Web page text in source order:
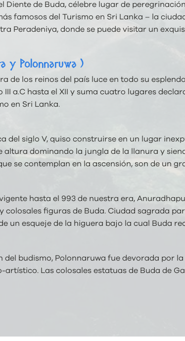
Diente de Buda, célebre lugar de
famosos del Turismo en Sri Lanka – la
Peradeniya, donde se puede visitar un
y Polonnaruwa )
de los reinos del país luce en todo su
a.C hasta el XII y suma cuatro lugares
en Sri Lanka.
del siglo V, quiso construirse en un lugar
dominando la jungla de la llanura y
se contemplan en la ascensión, son de un
hasta el 993 de nuestra era,
colosales figuras de Buda. Ciudad sagrada
un esqueje de la higuera bajo la cual Buda
del budismo, Polonnaruwa fue devorada por
Las colosales estatuas de Buda de